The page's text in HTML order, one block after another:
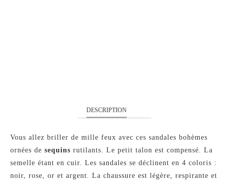
DESCRIPTION
Vous allez briller de mille feux avec ces sandales bohèmes
ornées de sequins rutilants. Le petit talon est compensé. La
semelle étant en cuir. Les sandales se déclinent en 4 coloris :
noir, rose, or et argent. La chaussure est légère, respirante et